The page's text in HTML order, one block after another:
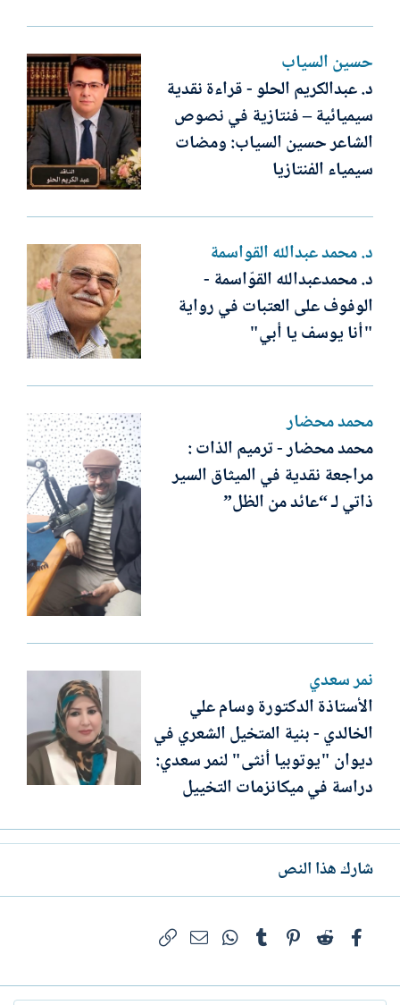
حسين السياب
د. عبدالكريم الحلو - قراءة نقدية
سيميائية – فنتازية في نصوص
الشاعر حسين السياب: ومضات
سيمياء الفنتازيا
د. محمد عبدالله القواسمة
د. محمدعبدالله القوّاسمة -
الوفوف على العتبات في رواية
"أنا يوسف يا أبي"
محمد محضار
محمد محضار - ترميم الذات :
مراجعة نقدية في الميثاق السير
ذاتي لـ “عائد من الظل”
نمر سعدي
الأستاذة الدكتورة وسام علي
الخالدي - بنية المتخيل الشعري في
ديوان "يوتوبيا أنثى" لنمر سعدي:
دراسة في ميكانزمات التخييل
شارك هذا النص
فيسبوكReddit
Pinterest
Tumblr
WhatsAppالبريد الإلكتروني